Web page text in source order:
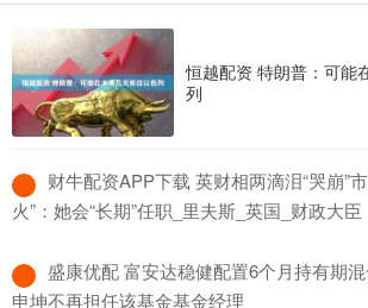
恒越配资 特朗普：可能
列
财牛配资APP下载 英财相两滴泪“哭崩”
火”：她会“长期”任职_里夫斯_英国_财政大臣
盛康优配 富安达稳健配置6个月持有期
申坤不再担任该基金基金经理